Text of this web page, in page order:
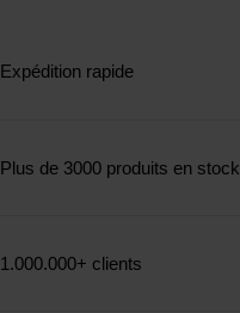
Expédition rapide
Plus de 3000 produits en stock
1.000.000+ clients